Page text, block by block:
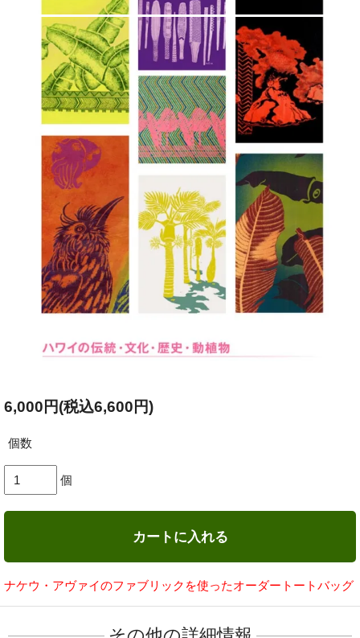
6,000円(税込6,600円)
個数
個
カートに入れる
ナケウ・アヴァイのファブリックを使ったオーダートートバッグ